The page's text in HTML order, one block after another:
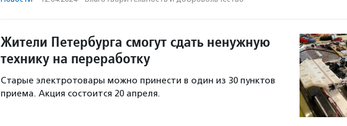
Жители Петербурга смогут сдать ненужную
технику на переработку
Старые электротовары можно принести в один из 30 пунктов
приема. Акция состоится 20 апреля.